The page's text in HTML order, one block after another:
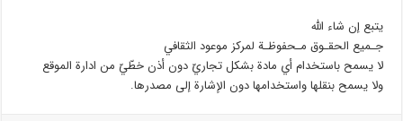
يتبع إن شاء الله
جـميع الحقـوق مـحفوظـة لمركز موعود الثقافي
لا يسمح باستخدام أي مادة بشكل تجاريّ دون أذن خطّيّ من ادارة الموقع
ولا يسمح بنقلها واستخدامها دون الإشارة إلى مصدرها.